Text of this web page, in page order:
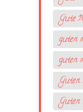
Gute
guten
guten
Guten
Guten